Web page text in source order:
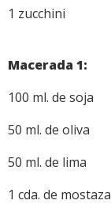
1 zucchini
Macerada 1:
100 ml. de soja
50 ml. de oliva
50 ml. de lima
1 cda. de mostaza